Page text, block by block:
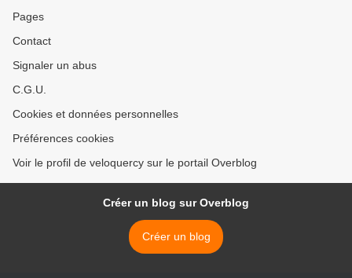
Pages
Contact
Signaler un abus
C.G.U.
Cookies et données personnelles
Préférences cookies
Voir le profil de veloquercy sur le portail Overblog
Créer un blog sur Overblog
Créer un blog